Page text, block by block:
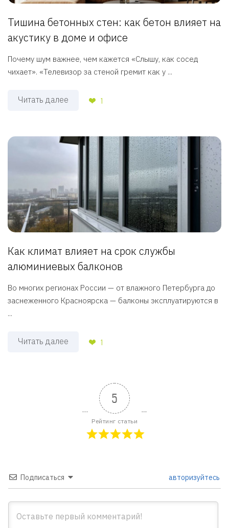
Тишина бетонных стен: как бетон влияет на
акустику в доме и офисе
Почему шум важнее, чем кажется «Слышу, как сосед
чихает». «Телевизор за стеной гремит как у ...
Читать далее 1
Как климат влияет на срок службы
алюминиевых балконов
Во многих регионах России — от влажного Петербурга до
заснеженного Красноярска — балконы эксплуатируются в
...
Читать далее 1
5
Рейтинг статьи
Подписаться авторизуйтесь